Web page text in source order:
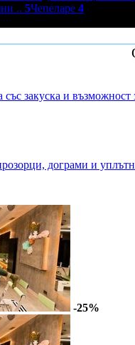
.. 5Чепеларе 4
закуска и
дограми и
-25%